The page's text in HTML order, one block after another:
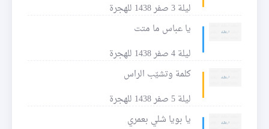
ليلة 3 صفر 1438 للهجرة
يا عباس ما متت
ليلة 4 صفر 1438 للهجرة
كلمة وتشيّب الراس
ليلة 5 صفر 1438 للهجرة
يا بويا شلي بعمري